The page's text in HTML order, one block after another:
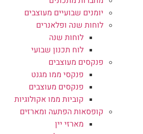
יומנים שבועיים מעוצבים
לוחות שנה ופלאנרים
לוחות שנה
לוח תכנון שבועי
פנקסים מעוצבים
פנקסי ממו מגנט
פנקסים מעוצבים
קוביות ממו אקולוגיות
קופסאות הפתעה ומארזים
מארזי יין